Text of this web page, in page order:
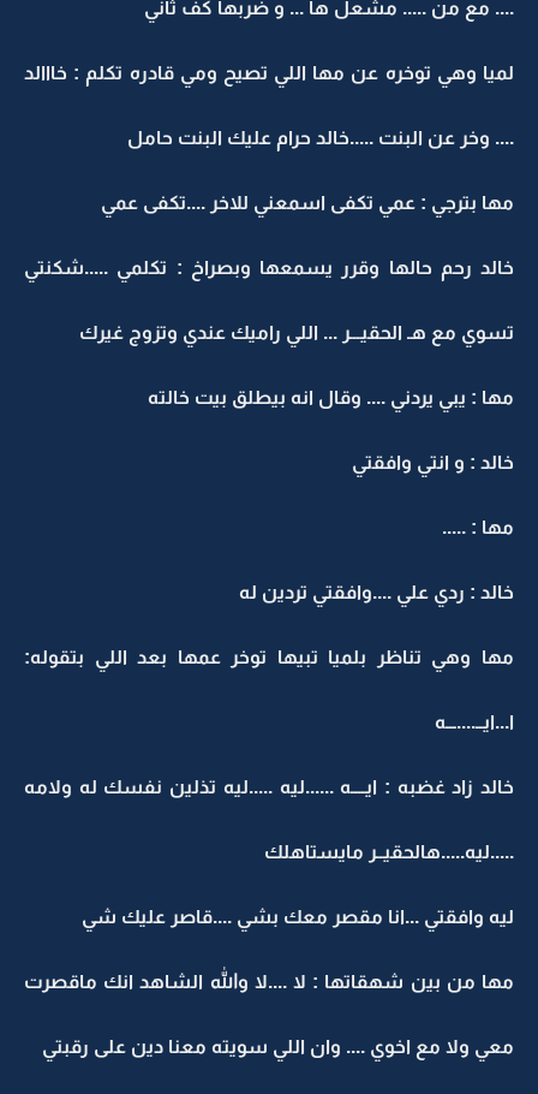
.... مع من ..... مشعل ها ... و ضربها كف ثاني
لميا وهي توخره عن مها اللي تصيح ومي قادره تكلم : خااالد
.... وخر عن البنت .....خالد حرام عليك البنت حامل
مها بترجي : عمي تكفى اسمعني للاخر ....تكفى عمي
خالد رحم حالها وقرر يسمعها وبصراخ : تكلمي .....شكنتي
تسوي مع هـ الحقيـــر ... اللي راميك عندي وتزوج غيرك
مها : يبي يردني .... وقال انه بيطلق بيت خالته
خالد : و انتي وافقتي
مها : .....
خالد : ردي علي ....وافقتي تردين له
مها وهي تناظر بلميا تبيها توخر عمها بعد اللي بتقوله:
ا...ايــ....ـــه
خالد زاد غضبه : ايــــه ......ليه .....ليه تذلين نفسك له ولامه
.....ليه.....هالحقيــر مايستاهلك
ليه وافقتي ...انا مقصر معك بشي ....قاصر عليك شي
مها من بين شهقاتها : لا ....لا والله الشاهد انك ماقصرت
معي ولا مع اخوي .... وان اللي سويته معنا دين على رقبتي